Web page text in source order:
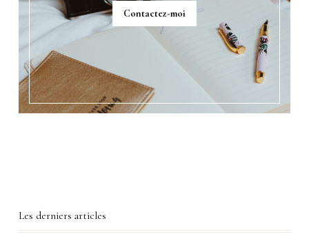
Contactez-moi
Les derniers articles